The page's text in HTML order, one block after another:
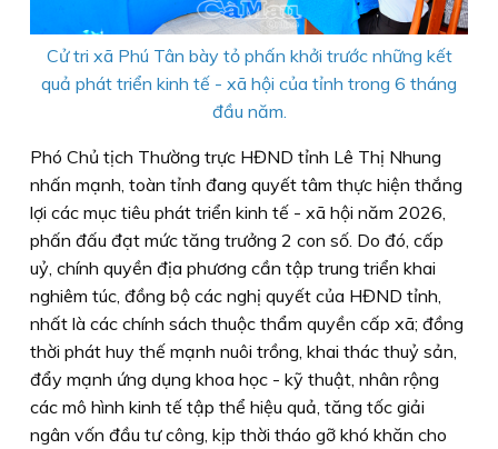
Cử tri xã Phú Tân bày tỏ phấn khởi trước những kết
quả phát triển kinh tế - xã hội của tỉnh trong 6 tháng
đầu năm.
Phó Chủ tịch Thường trực HĐND tỉnh Lê Thị Nhung
nhấn mạnh, toàn tỉnh đang quyết tâm thực hiện thắng
lợi các mục tiêu phát triển kinh tế - xã hội năm 2026,
phấn đấu đạt mức tăng trưởng 2 con số. Do đó, cấp
uỷ, chính quyền địa phương cần tập trung triển khai
nghiêm túc, đồng bộ các nghị quyết của HĐND tỉnh,
nhất là các chính sách thuộc thẩm quyền cấp xã; đồng
thời phát huy thế mạnh nuôi trồng, khai thác thuỷ sản,
đẩy mạnh ứng dụng khoa học - kỹ thuật, nhân rộng
các mô hình kinh tế tập thể hiệu quả, tăng tốc giải
ngân vốn đầu tư công, kịp thời tháo gỡ khó khăn cho